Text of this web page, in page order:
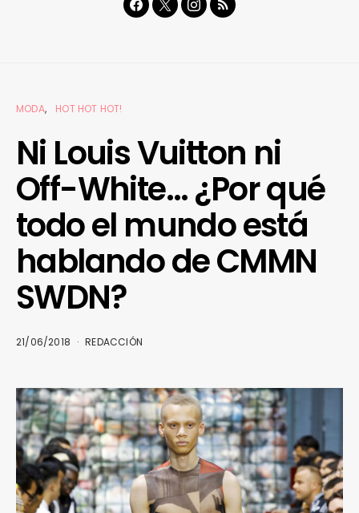
MODA HOT HOT HOT!
Ni Louis Vuitton ni
Off-White… ¿Por qué
todo el mundo está
hablando de CMMN
SWDN?
21/06/2018 REDACCIÓN